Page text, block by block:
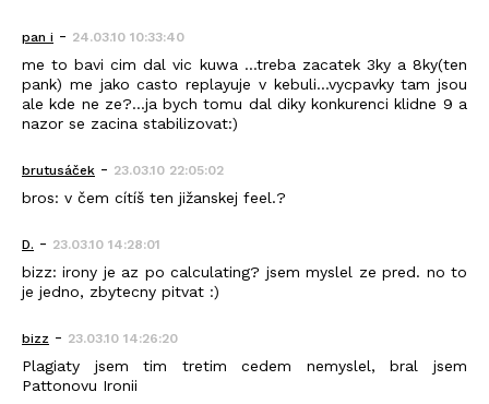
pan i - 24.03.10 10:33:40
me to bavi cim dal vic kuwa ...treba zacatek 3ky a 8ky(ten
pank) me jako casto replayuje v kebuli...vycpavky tam jsou
ale kde ne ze?...ja bych tomu dal diky konkurenci klidne 9 a
nazor se zacina stabilizovat:)
brutusáček - 23.03.10 22:05:02
bros: v čem cítíš ten jižanskej feel.?
D. - 23.03.10 14:28:01
bizz: irony je az po calculating? jsem myslel ze pred. no to
je jedno, zbytecny pitvat :)
bizz - 23.03.10 14:26:20
Plagiaty jsem tim tretim cedem nemyslel, bral jsem
Pattonovu Ironii